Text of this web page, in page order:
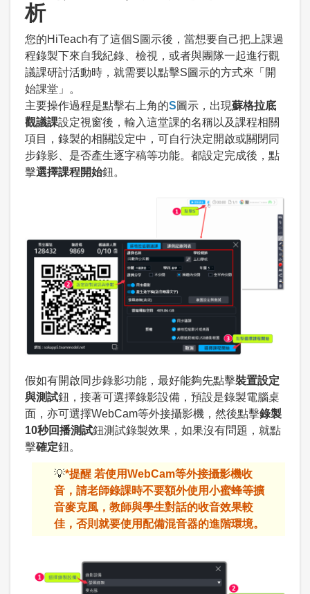
析
您的HiTeach有了這個S圖示後，當想要自己把上課過
程錄製下來自我紀錄、檢視，或者與團隊一起進行觀
議課研討活動時，就需要以點擊S圖示的方式來「開
始課堂」。
主要操作過程是點擊右上角的S圖示，出現蘇格拉底
觀議課設定視窗後，輸入這堂課的名稱以及課程相關
項目，錄製的相關設定中，可自行決定開啟或關閉同
步錄影、是否產生逐字稿等功能。都設定完成後，點
擊選擇課程開始鈕。
假如有開啟同步錄影功能，最好能夠先點擊裝置設定
與測試鈕，接著可選擇錄影設備，預設是錄製電腦桌
面，亦可選擇WebCam等外接攝影機，然後點擊錄製
10秒回播測試鈕測試錄製效果，如果沒有問題，就點
擊確定鈕。
💡*提醒 若使用WebCam等外接攝影機收
音，請老師錄課時不要額外使用小蜜蜂等擴
音麥克風，教師與學生對話的收音效果較
佳，否則就要使用配備混音器的進階環境。